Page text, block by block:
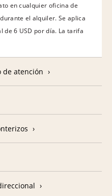
en cualquier oficina de
el alquiler. Se aplica
de 6 USD por día. La tarifa
de atención